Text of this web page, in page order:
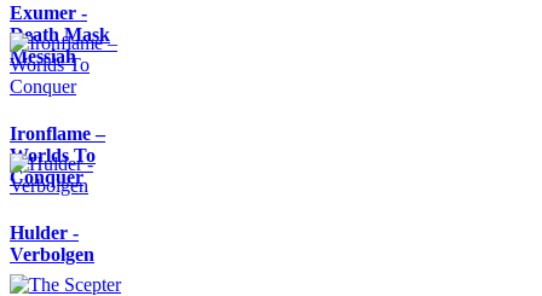
Exumer -
Death Mask
Messiah
Ironflame –
Worlds To
Conquer
Hulder -
Verbolgen